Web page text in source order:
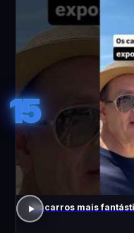
15
Os carros mais